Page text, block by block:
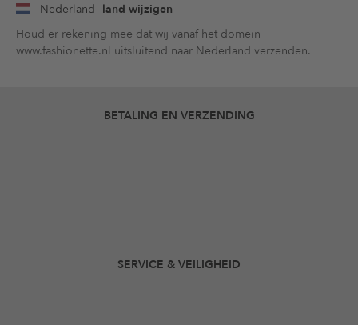
Nederland land wijzigen
Houd er rekening mee dat wij vanaf het domein
www.fashionette.nl uitsluitend naar Nederland verzenden.
BETALING EN VERZENDING
SERVICE & VEILIGHEID